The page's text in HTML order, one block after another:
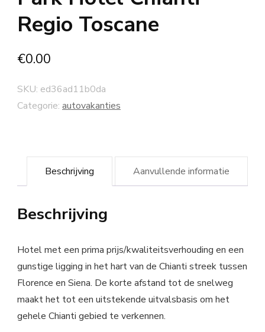
Regio Toscane
€0.00
SKU: ed36ad11b0da
Categorie: autovakanties
Beschrijving Aanvullende informatie
Beschrijving
Hotel met een prima prijs/kwaliteitsverhouding en een
gunstige ligging in het hart van de Chianti streek tussen
Florence en Siena. De korte afstand tot de snelweg
maakt het tot een uitstekende uitvalsbasis om het
gehele Chianti gebied te verkennen.